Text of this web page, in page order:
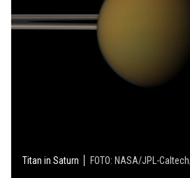
Titan in Saturn FOTO: NASA/JPL-